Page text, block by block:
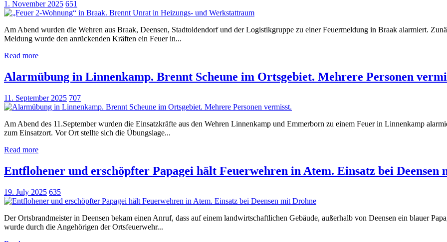
1. November 2025 651
Am Abend wurden die Wehren aus Braak, Deensen, Stadtoldendorf und der Logistikgruppe zu einer Feuermeldung in Braak alarmiert.
Meldung wurde den anrückenden Kräften ein Feuer in...
Read more
Alarmübung in Linnenkamp. Brennt Scheune im Ortsgebiet. Mehrere Personen
11. September 2025 707
Am Abend des 11.September wurden die Einsatzkräfte aus den Wehren Linnenkamp und Emmerborn zu einem Feuer in Linnenkamp
zum Einsatzort. Vor Ort stellte sich die Übungslage...
Read more
Entflohener und erschöpfter Papagei hält Feuerwehren in Atem. Einsatz bei Deensen
19. July 2025 635
Der Ortsbrandmeister in Deensen bekam einen Anruf, dass auf einem landwirtschaftlichen Gebäude, außerhalb von Deensen ein blauer
wurde durch die Angehörigen der Ortsfeuerwehr...